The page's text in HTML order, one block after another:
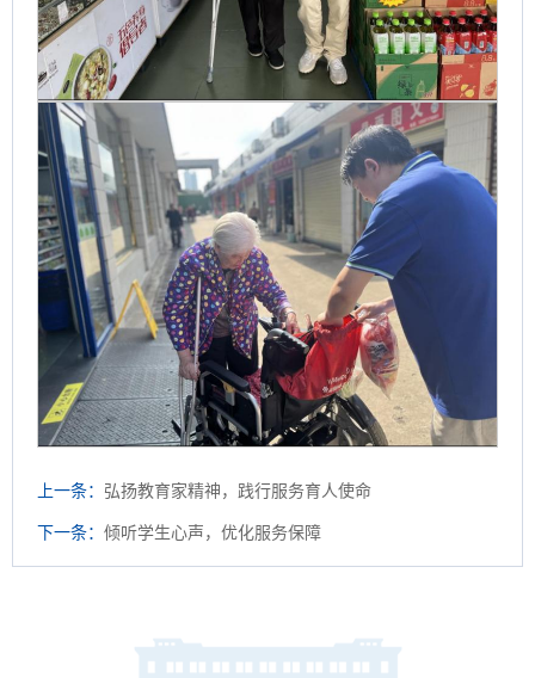
上一条： 弘扬教育家精神，践行服务育人使命
下一条： 倾听学生心声，优化服务保障